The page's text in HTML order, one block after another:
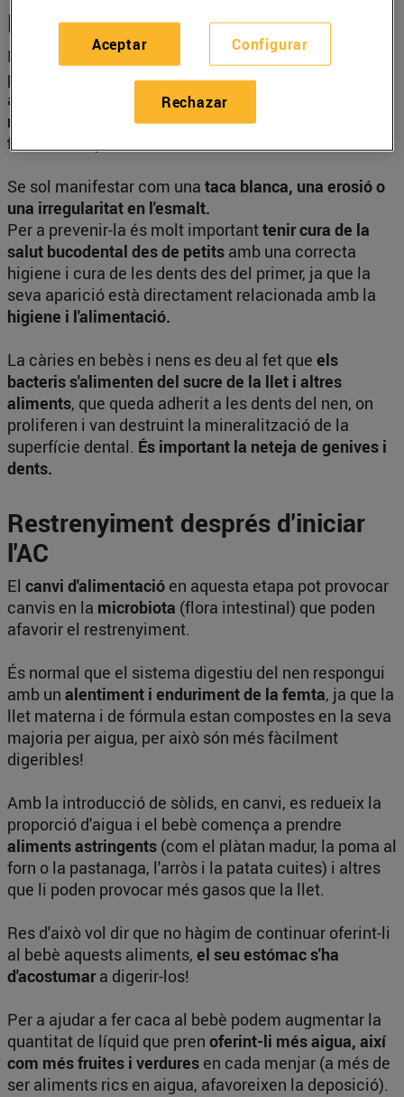
Les càries
La càries de la infància primerenca, coneguda
popularment com a càries rampant, pot aparèixer
amb les primeres dents. Es tracta d'una
molt ràpida
, per la qual cosadetectar-la a temps és
fonamental
Se sol manifestar com una taca blanca, una erosió o
una irregularitat en l'esmalt.
Per a prevenir-la és molt importanttenir cura de la
salut bucodental des de petits amb una correcta
higiene i cura de les dents des del primer, ja que la
seva aparició està directament relacionada amb la
higiene i l'alimentació.
La càries en bebès i nens es deu al fet que els
bacteris s'alimenten del sucre de la llet i altres
aliments, que queda adherit a les dents del nen, on
proliferen i van destruint la mineralització de la
superfície dental. És important la neteja de genives i
dents.
Restrenyiment després d'iniciar
l'AC
El canvi d'alimentació en aquesta etapa pot provocar
canvis en la microbiota (flora intestinal) que poden
afavorir el restrenyiment.
És normal que el sistema digestiu del nen respongui
amb un alentiment i enduriment de la femta, ja que la
llet materna i de fórmula estan compostes en la seva
majoria per aigua, per això són més fàcilment
digeribles!
Amb la introducció de sòlids, en canvi, es redueix la
proporció d'aigua i el bebè comença a prendre
aliments astringents (com el plàtan madur, la poma al
forn o la pastanaga, l'arròs i la patata cuites) i altres
que li poden provocar més gasos que la llet.
Res d'això vol dir que no hàgim de continuar oferint-li
al bebè aquests aliments, el seu estómac s'ha
d'acostumar a digerir-los!
Per a ajudar a fer caca al bebè podem augmentar la
quantitat de líquid que pren oferint-li més aigua, així
com més fruites i verdures en cada menjar (a més de
ser aliments rics en aigua, afavoreixen la deposició).
Configurar
Rechazar
Aceptar